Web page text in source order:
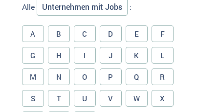
Alle Unternehmen mit Jobs :
A B C D E F
G H I J K L
M N O P Q R
S T U V W X